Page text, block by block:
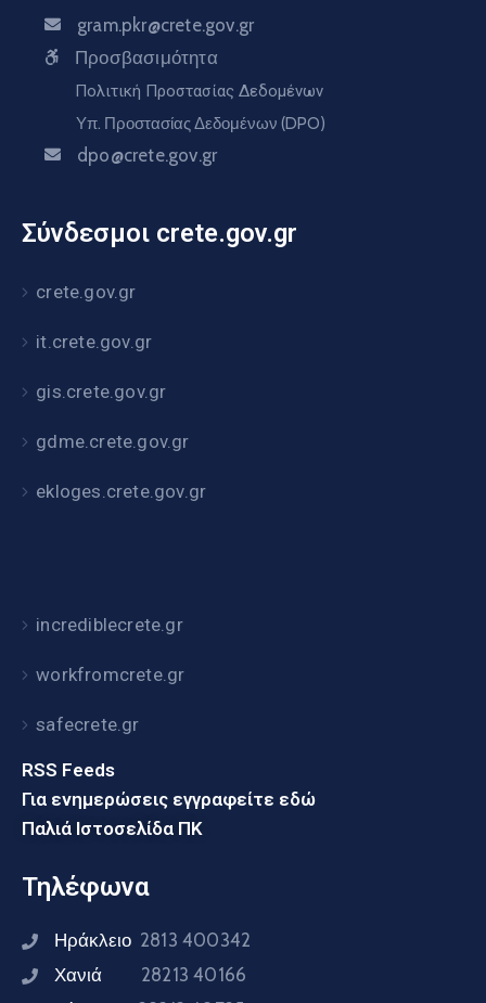
gram.pkr@crete.gov.gr
Προσβασιμότητα
Πολιτική Προστασίας Δεδομένων
Υπ. Προστασίας Δεδομένων (DPO)
dpo@crete.gov.gr
Σύνδεσμοι crete.gov.gr
crete.gov.gr
it.crete.gov.gr
gis.crete.gov.gr
gdme.crete.gov.gr
ekloges.crete.gov.gr
incrediblecrete.gr
workfromcrete.gr
safecrete.gr
RSS Feeds
Για ενημερώσεις εγγραφείτε εδώ
Παλιά Ιστοσελίδα ΠΚ
Τηλέφωνα
Ηράκλειο 2813 400342
Χανιά 28213 40166